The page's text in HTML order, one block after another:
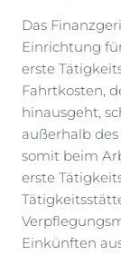
Das
Einrichtung
erste
Fahrtkosten,
hinausgeht,
außerhalb
somit beim
erste
Einkünften